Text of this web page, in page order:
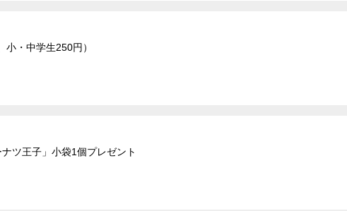
・中学生250円）
ツ王子」小袋1個プレゼント